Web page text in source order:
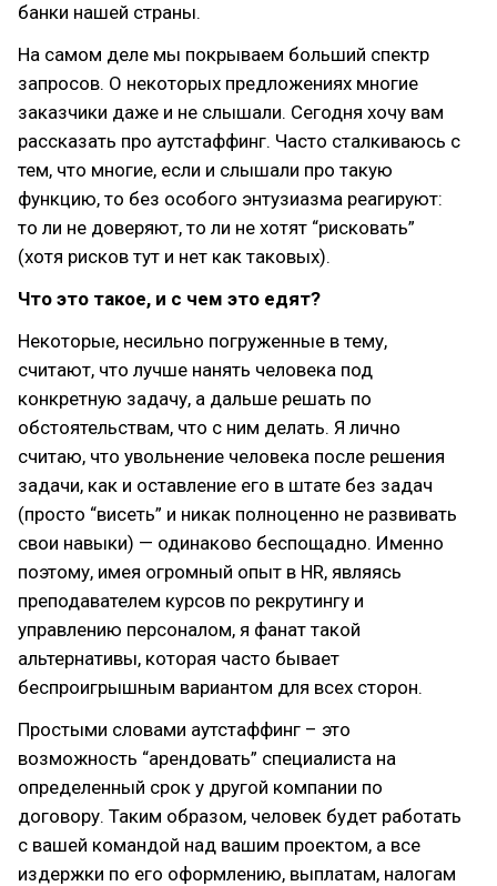
банки нашей страны.
На самом деле мы покрываем больший спектр
запросов. О некоторых предложениях многие
заказчики даже и не слышали. Сегодня хочу вам
рассказать про аутстаффинг. Часто сталкиваюсь с
тем, что многие, если и слышали про такую
функцию, то без особого энтузиазма реагируют:
то ли не доверяют, то ли не хотят “рисковать”
(хотя рисков тут и нет как таковых).
Что это такое, и с чем это едят?
Некоторые, несильно погруженные в тему,
считают, что лучше нанять человека под
конкретную задачу, а дальше решать по
обстоятельствам, что с ним делать. Я лично
считаю, что увольнение человека после решения
задачи, как и оставление его в штате без задач
(просто “висеть” и никак полноценно не развивать
свои навыки) — одинаково беспощадно. Именно
поэтому, имея огромный опыт в HR, являясь
преподавателем курсов по рекрутингу и
управлению персоналом, я фанат такой
альтернативы, которая часто бывает
беспроигрышным вариантом для всех сторон.
Простыми словами аутстаффинг – это
возможность “арендовать” специалиста на
определенный срок у другой компании по
договору. Таким образом, человек будет работать
с вашей командой над вашим проектом, а все
издержки по его оформлению, выплатам, налогам